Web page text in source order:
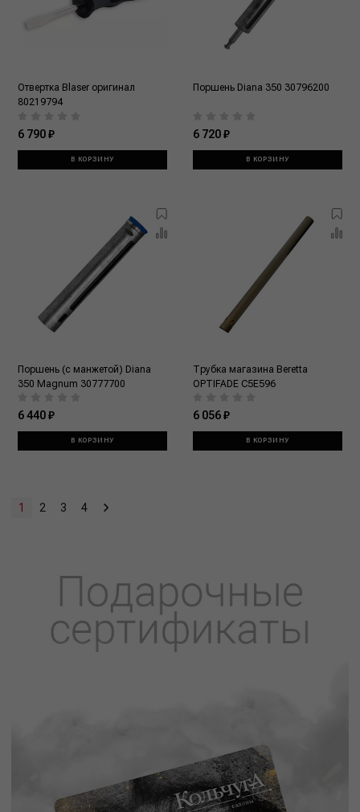
Отвертка Blaser оригинал
80219794
6 790 ₽
В КОРЗИНУ
Поршень Diana 350 30796200
6 720 ₽
В КОРЗИНУ
Поршень (с манжетой) Diana
350 Magnum 30777700
6 440 ₽
В КОРЗИНУ
Трубка магазина Beretta
OPTIFADE C5E596
6 056 ₽
В КОРЗИНУ
1 2 3 4